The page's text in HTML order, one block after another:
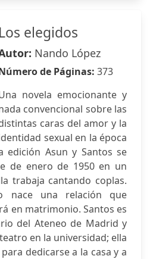
Los elegidos
Nando López
de Páginas: 373
novela emocionante y
convencional sobre las
caras del amor y la
sexual en la época
edición Asun y Santos se
de enero de 1950 en un
trabaja cantando coplas.
nace una relación que
en matrimonio. Santos es
del Ateneo de Madrid y
en la universidad; ella
dedicarse a la casa y a